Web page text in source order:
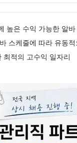
높은 수익 가능한 알
스케줄에 따라 유동
적의 고수익 일자리